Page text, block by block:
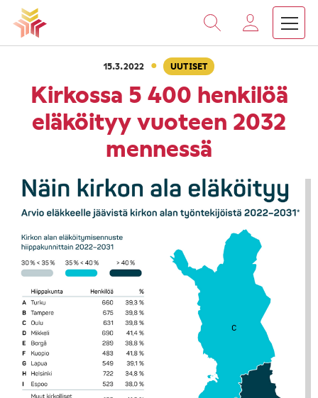
Vieritä
sisältöön
Etusivu Kirkossa 5 400 henkilöä
15.3.2022 · UUTISET
Kirkossa 5 400 henkilöä
eläköityy vuoteen 2032
mennessä